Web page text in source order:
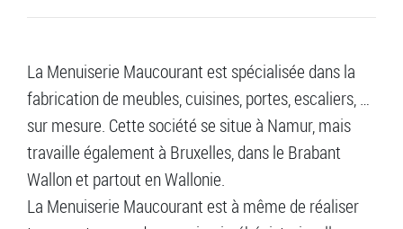
La Menuiserie Maucourant est spécialisée dans la
fabrication de meubles, cuisines, portes, escaliers, …
sur mesure. Cette société se situe à Namur, mais
travaille également à Bruxelles, dans le Brabant
Wallon et partout en Wallonie.
La Menuiserie Maucourant est à même de réaliser